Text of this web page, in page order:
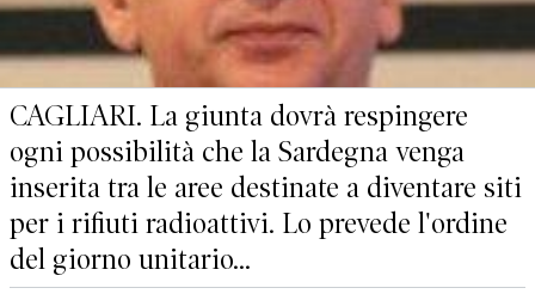
CAGLIARI. La giunta dovrà respingere
ogni possibilità che la Sardegna venga
inserita tra le aree destinate a diventare siti
per i rifiuti radioattivi. Lo prevede l'ordine
del giorno unitario...